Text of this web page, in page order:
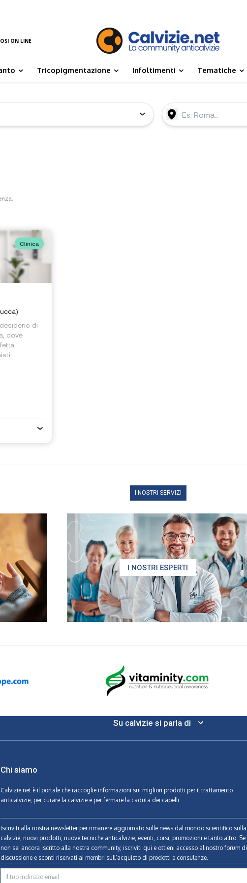
ON LINE
Tricopigmentazione Infoltimenti Tematiche
Clinica
di
dove
I NOSTRI SERVIZI
I NOSTRI ESPERTI
Su calvizie si parla di
Chi siamo
Calvizie.netè il portale che raccoglie informazioni sui migliori prodotti per il trattamento
anticalvizie, per curare la calvizie e per fermare la caduta dei capelli
Iscriviti alla nostra newsletter per rimanere aggiornato sulle news dal mondo scientifico sulla
calvizie, nuovi prodotti, nuove tecniche anticalvizie, eventi, corsi, promozioni e tanto altro. Se
non sei ancora iscritto alla nostra community, iscriviti qui e ottieni accesso al nostro forum di
discussione e sconti riservati ai membri sull’acquisto di prodotti e consulenze.